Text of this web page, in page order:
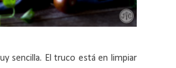
sencilla. El truco está en limpiar